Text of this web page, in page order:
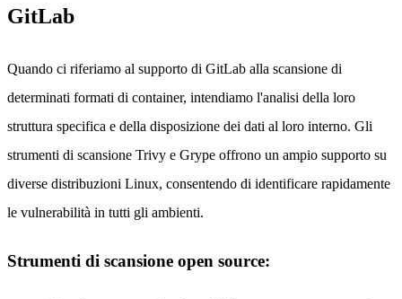
GitLab
Quando ci riferiamo al supporto di GitLab alla scansione di
determinati formati di container, intendiamo l'analisi della loro
struttura specifica e della disposizione dei dati al loro interno. Gli
strumenti di scansione Trivy e Grype offrono un ampio supporto su
diverse distribuzioni Linux, consentendo di identificare rapidamente
le vulnerabilità in tutti gli ambienti.
Strumenti di scansione open source: